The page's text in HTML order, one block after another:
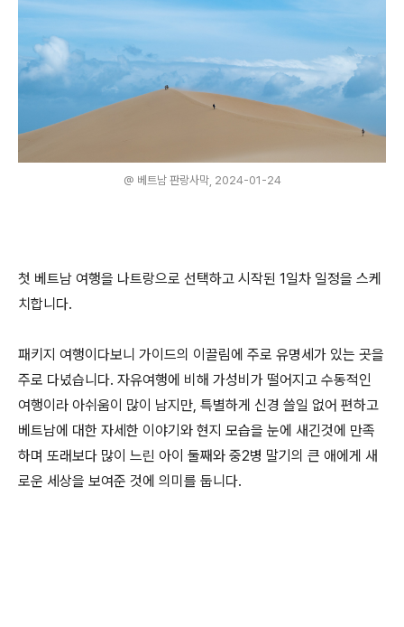
@ 베트남 판랑사막, 2024-01-24
첫 베트남 여행을 나트랑으로 선택하고 시작된 1일차 일정을 스케
치합니다.
패키지 여행이다보니 가이드의 이끌림에 주로 유명세가 있는 곳을
주로 다녔습니다. 자유여행에 비해 가성비가 떨어지고 수동적인
여행이라 아쉬움이 많이 남지만, 특별하게 신경 쓸일 없어 편하고
베트남에 대한 자세한 이야기와 현지 모습을 눈에 새긴것에 만족
하며 또래보다 많이 느린 아이 둘째와 중2병 말기의 큰 애에게 새
로운 세상을 보여준 것에 의미를 둡니다.